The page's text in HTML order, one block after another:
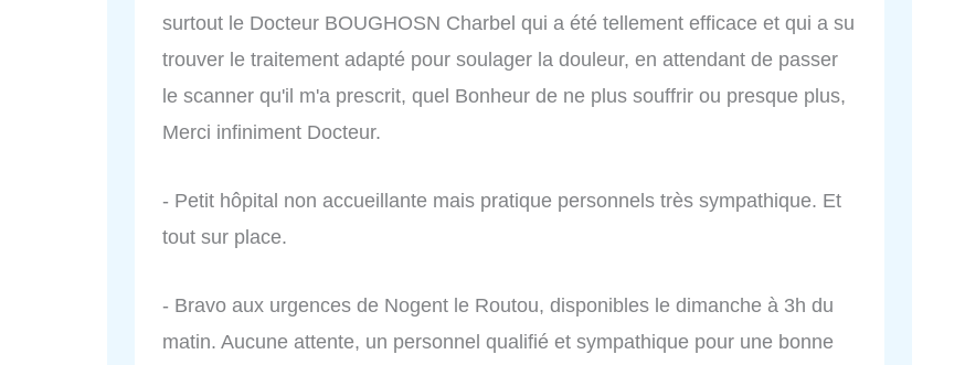
surtout le Docteur BOUGHOSN Charbel qui a été tellement efficace et qui a su
trouver le traitement adapté pour soulager la douleur, en attendant de passer
le scanner qu'il m'a prescrit, quel Bonheur de ne plus souffrir ou presque plus,
Merci infiniment Docteur.
- Petit hôpital non accueillante mais pratique personnels très sympathique. Et
tout sur place.
- Bravo aux urgences de Nogent le Routou, disponibles le dimanche à 3h du
matin. Aucune attente, un personnel qualifié et sympathique pour une bonne